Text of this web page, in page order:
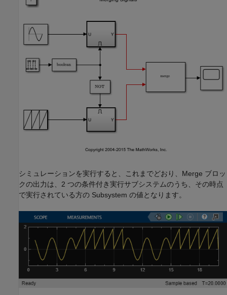
シミュレーションを実行すると、これまでどおり、Merge ブロッ
クの出力は、2 つの条件付き実行サブシステムのうち、その時点
で実行されている方の Subsystem の値となります。